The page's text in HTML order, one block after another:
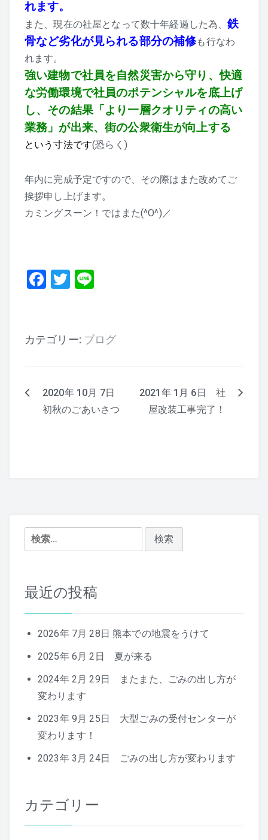
れます。
また、現在の社屋となって数十年経過した為、鉄
骨など劣化が見られる部分の補修も行なわ
れます。
強い建物で社員を自然災害から守り、快適
な労働環境で社員のポテンシャルを底上げ
し、 その結果「より一層クオリティの高い
業務」が出来、街の公衆衛生が向上する
という寸法です(恐らく)
年内に完成予定ですので、その際はまた改めてご
挨拶申し上げます。
カミングスーン！ではまた(^O^)／
F
e
o
k
T
er
カテゴリー: ブログ
投
シ
ン
2020年 10月 7日
初秋のごあいさつ
2021年 1月 6日 社
屋改装工事完了！
検
索:
最近の投稿
2026年 7月 28日 熊本での地震をうけて
2025年 6月 2日 夏が来る
2024年 2月 29日 またまた、ごみの出し方が
変わります
2023年 9月 25日 大型ごみの受付センターが
変わります！
2023年 3月 24日 ごみの出し方が変わります
カテゴリー